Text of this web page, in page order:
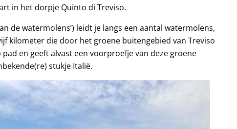
in het dorpje Quinto di Treviso.
de watermolens’) leidt je langs een aantal watermolens,
kilometer die door het groene buitengebied van Treviso
en geeft alvast een voorproefje van deze groene
stukje Italië.